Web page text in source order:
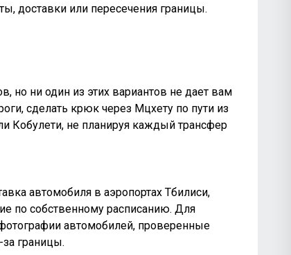
доставки или пересечения границы.
но ни один из этих вариантов не дает вам
сделать крюк через Мцхету по пути из
Кобулети, не планируя каждый трансфер
автомобиля в аэропортах Тбилиси,
по собственному расписанию. Для
автомобилей, проверенные
границы.